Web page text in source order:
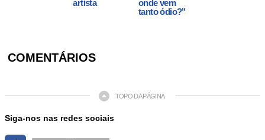
artista
onde vem
tanto ódio?"
COMENTÁRIOS
TOPO DA PÁGINA
Siga-nos nas redes sociais